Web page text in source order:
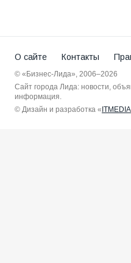
О сайте Контакты
© «Бизнес-Лида», 2006–2026
Сайт города Лида: новости,
информация.
© Дизайн и разработка « ITMEDIA